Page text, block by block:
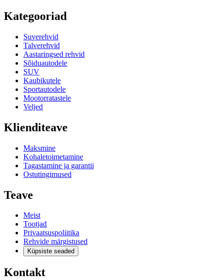
Kategooriad
Suverehvid
Talverehvid
Aastaringsed rehvid
Sõiduautodele
SUV
Kaubikutele
Sportautodele
Mootorratastele
Veljed
Klienditeave
Maksmine
Kohaletoimetamine
Tagastamine ja garantii
Ostutingimused
Teave
Meist
Tootjad
Privaatsuspoliitika
Rehvide märgistused
Küpsiste seaded
Kontakt